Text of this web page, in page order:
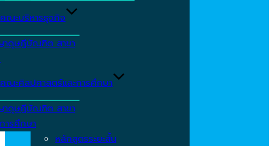
คณะบริหารธุจกิจ
ดุษฎีบัณฑิต สาขา
คณะศิลปศาสตร์และการศึกษา
ดุษฎีบัณฑิต สาขา
ารศึกษา
หลักสูตรระยะสั้น